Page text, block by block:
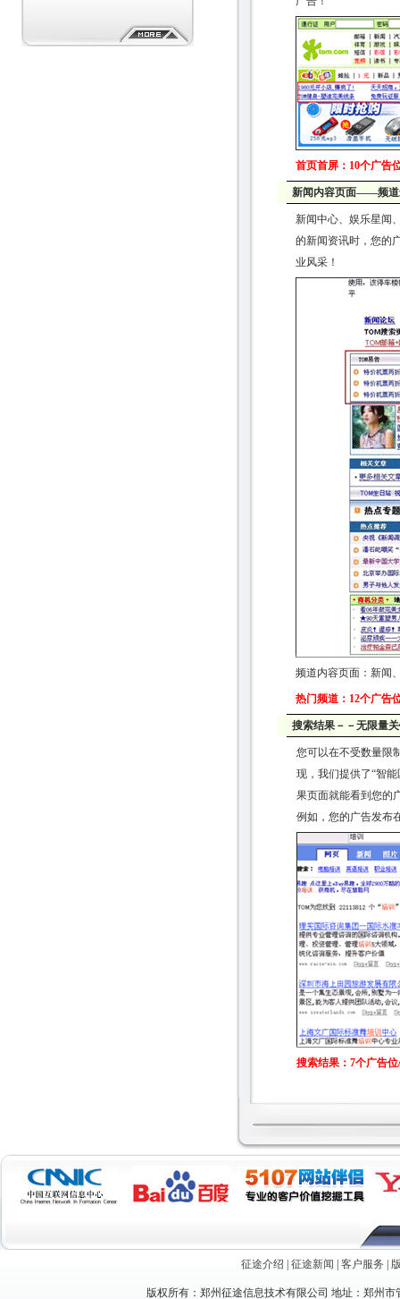
首页首屏：10个广告
新闻内容页面――频道
新闻中心、娱乐星闻
的新闻资讯时，您的
业风采！
频道内容页面：新闻
热门频道 ： 12个广告
搜索结果－－无限量
您可以在不受数量限
现，我们提供了“智
果页面就能看到您的
例如，您的广告发布
搜索结果：7个广告
征途介绍 征途新闻 客户服务
版权所有：郑州征途信息技术有限公司 地址：郑州